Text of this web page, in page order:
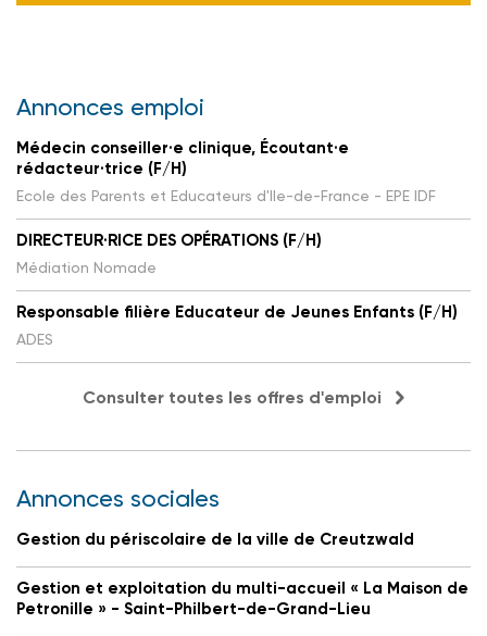
Annonces emploi
Médecin conseiller·e clinique, Écoutant·e
rédacteur·trice (F/H)
Ecole des Parents et Educateurs d'Ile-de-France - EPE IDF
DIRECTEUR·RICE DES OPÉRATIONS (F/H)
Médiation Nomade
Responsable filière Educateur de Jeunes Enfants (F/H)
ADES
Consulter toutes les offres d'emploi
Annonces sociales
Gestion du périscolaire de la ville de Creutzwald
Gestion et exploitation du multi-accueil « La Maison de
Petronille » - Saint-Philbert-de-Grand-Lieu